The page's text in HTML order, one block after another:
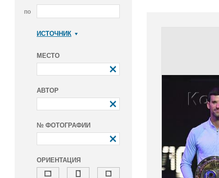
по
ИСТОЧНИК
МЕСТО
АВТОР
№ ФОТОГРАФИИ
ОРИЕНТАЦИЯ